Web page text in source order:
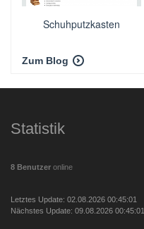
Schuhputzkasten
Zum Blog
Statistik
8 Benutzer online
Letztes Update: 02.08.2026 00:45:01
Nächstes Update: 09.08.2026 00:45:01